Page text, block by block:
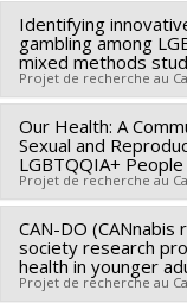
Garneau
Roxane
Hamisultane,
Ferlatte,Rodney
,Jorge Florès-
Alicia Boatswain-
Roya Haghiri-Vijeh,
Funding sources:
Canada
Grant programs:
Lead researcher :
Co-researchers :
Salway,Brittany
Bourne
Funding sources:
Canada
Grant programs:
Identifying
gambling among
mixed methods
Projet de recherche au
Funding sources:
Canada
Grant programs:
Our Health: A
Sexual and
LGBTQQIA+
Projet de recherche au
Lead researcher :
Co-researchers :
Funding sources:
CAN-DO
society research
health in younger
Projet de recherche au